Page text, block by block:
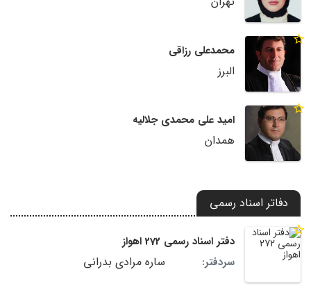
محمدعلی رزاقی
البرز
امید علی محمدی جلالیه
همدان
دفاتر اسناد رسمی
دفتر اسناد رسمی 272 اهواز
سردفتر:
ساره مرادی بدرانی